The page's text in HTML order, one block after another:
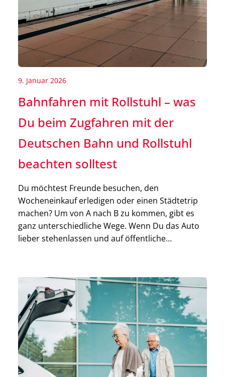
9. Januar 2026
Bahnfahren mit Rollstuhl – was
Du beim Zugfahren mit der
Deutschen Bahn und Rollstuhl
beachten solltest
Du möchtest Freunde besuchen, den
Wocheneinkauf erledigen oder einen Städtetrip
machen? Um von A nach B zu kommen, gibt es
ganz unterschiedliche Wege. Wenn Du das Auto
lieber stehenlassen und auf öffentliche
Bahn bietet ein gut ausgebautes Streckennetz,
um viele Ziele […]